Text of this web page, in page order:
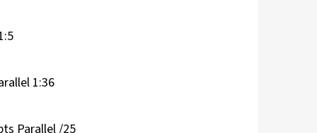
1:36
Parallel /25